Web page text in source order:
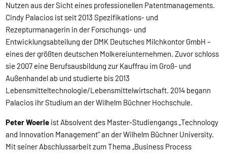
Nutzen aus der Sicht eines professionellen Patentmanagements.
Cindy Palacios ist seit 2013 Spezifikations- und
Rezepturmanagerin in der Forschungs- und
Entwicklungsabteilung der DMK Deutsches Milchkontor GmbH –
eines der größten deutschen Molkereiunternehmen. Zuvor schloss
sie 2007 eine Berufsausbildung zur Kauffrau im Groß- und
Außenhandel ab und studierte bis 2013
Lebensmitteltechnologie/Lebensmittelwirtschaft. 2014 begann
Palacios ihr Studium an der Wilhelm Büchner Hochschule.
Peter Woerle ist Absolvent des Master-Studiengangs „Technology
and Innovation Management“ an der Wilhelm Büchner University.
Mit seiner Abschlussarbeit zum Thema „Business Process